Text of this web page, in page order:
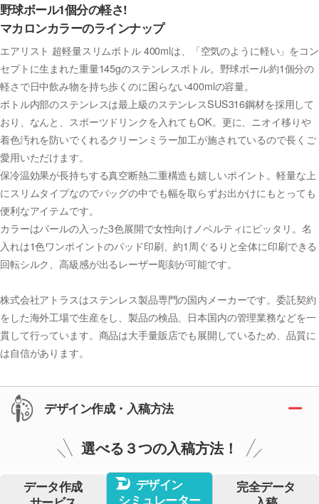
野球ボール1個分の軽さ!
マカロンカラーのラインナップ
エアリスト 超軽量スリムボトル 400mlは、「空気のように軽い」をコン
セプトに生まれた重量145gのステンレスボトル。野球ボール約1個分の
軽さで日中飲み物を持ち歩くのに困らない400mlの容量。
ボトル内部のステンレスは最上級のステンレスSUS316鋼材を採用して
おり、なんと、スポーツドリンクを入れてもOK。更に、ニオイ移りや
着色汚れを防いでくれるクリーンミラー加工が施されているので長くご
愛用いただけます。
保冷温効果が長持ちする真空断熱二重構造も嬉しいポイント。軽量な上
にスリムタイプなのでバッグの中でも幅を取らずお出かけにもとっても
便利なアイテムです。
カラーはパールの入った3色展開で女性向けノベルティにピッタリ。名
入れは1色ワンポイントのパッド印刷、約1周ぐるりと全体に印刷できる
回転シルク、高級感が出るレーザー彫刻が可能です。
株式会社アトラスはステンレス製品専門の国内メーカーです。委託契約
をした海外工場で生産をし、製品の検品、日本国内の管理業務などを一
貫して行っています。商品は大手量販店でも展開しているため、品質に
は自信があります。
デザイン作成・入稿方法
選べる３つの入稿方法！
データ作成
デザイン
シミュレーター
完全データ